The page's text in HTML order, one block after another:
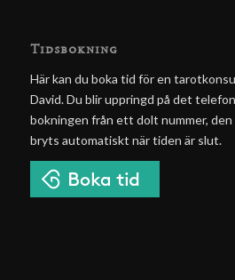
Tidsbokning
Här kan du boka tid för en
David. Du blir uppringd på det
bokningen från ett dolt nummer,
bryts automatiskt när tiden är slut.